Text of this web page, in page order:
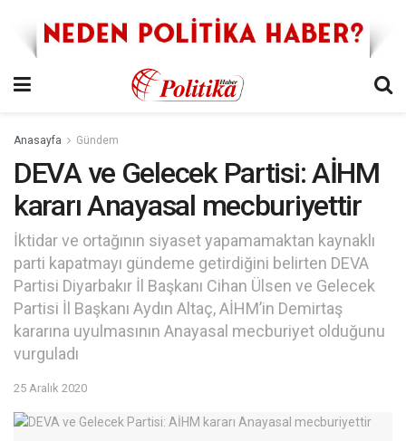
Anasayfa Gündem
DEVA ve Gelecek Partisi: AİHM
kararı Anayasal mecburiyettir
İktidar ve ortağının siyaset yapamamaktan kaynaklı
parti kapatmayı gündeme getirdiğini belirten DEVA
Partisi Diyarbakır İl Başkanı Cihan Ülsen ve Gelecek
Partisi İl Başkanı Aydın Altaç, AİHM’in Demirtaş
kararına uyulmasının Anayasal mecburiyet olduğunu
vurguladı
25 Aralık 2020